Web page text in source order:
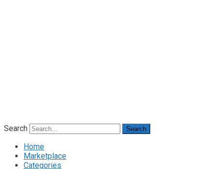
Search Search
Home
Marketplace
Categories